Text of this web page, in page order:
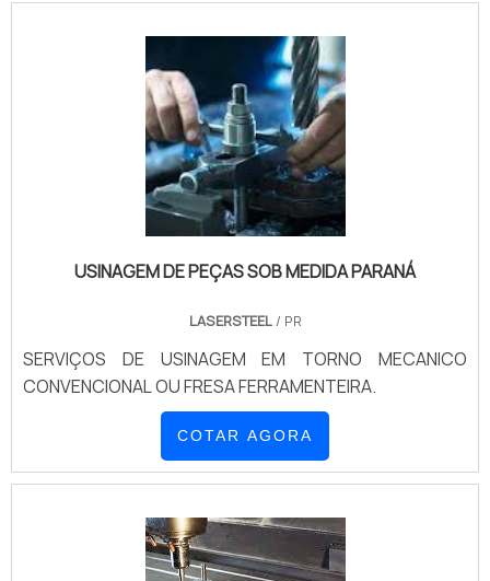
USINAGEM DE PEÇAS SOB MEDIDA PARANÁ
LASERSTEEL/ PR
SERVIÇOS DE USINAGEM EM TORNO MECANICO
CONVENCIONAL OU FRESA FERRAMENTEIRA.
COTAR AGORA